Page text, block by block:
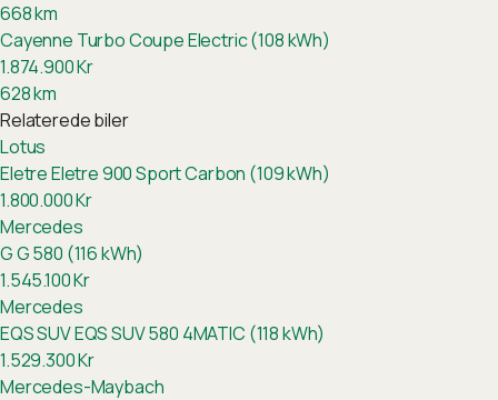
668km
Cayenne Turbo Coupe Electric (108 kWh)
1.874.900Kr
628km
Relaterede biler
Lotus
EletreEletre 900 Sport Carbon (109 kWh)
1.800.000Kr
Mercedes
GG 580 (116 kWh)
1.545.100Kr
Mercedes
EQS SUVEQS SUV 580 4MATIC (118 kWh)
1.529.300Kr
Mercedes-Maybach